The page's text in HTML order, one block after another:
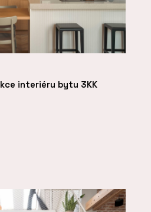
interiéru bytu 3KK